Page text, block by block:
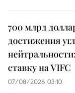
700 млрд
достижения
ставку на VIFC
07/08/2026 03:10